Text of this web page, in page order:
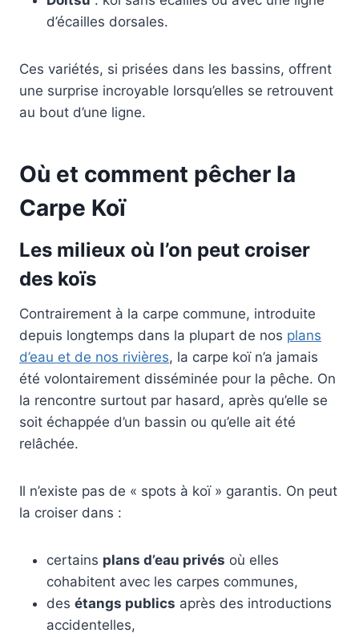
d’écailles dorsales.
Ces variétés, si prisées dans les bassins, offrent
une surprise incroyable lorsqu’elles se retrouvent
au bout d’une ligne.
Où et comment pêcher la
Carpe Koï
Les milieux où l’on peut croiser
des koïs
Contrairement à la carpe commune, introduite
depuis longtemps dans la plupart de nos plans
d’eau et de nos rivières, la carpe koï n’a jamais
été volontairement disséminée pour la pêche. On
la rencontre surtout par hasard, après qu’elle se
soit échappée d’un bassin ou qu’elle ait été
relâchée.
Il n’existe pas de « spots à koï » garantis. On peut
la croiser dans :
certains plans d’eau privés où elles
cohabitent avec les carpes communes,
des étangs publics après des introductions
accidentelles,